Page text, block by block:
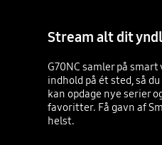
Stream alt dit
G70NC samler på
indhold på ét sted, så
kan opdage nye serier
favoritter. Få gavn af
helst.